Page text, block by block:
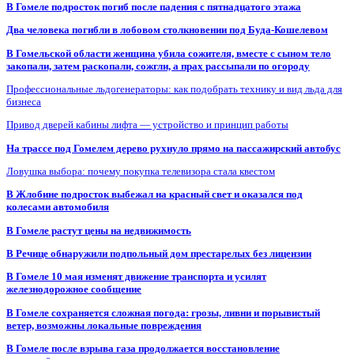
В Гомеле подросток погиб после падения с пятнадцатого этажа
Два человека погибли в лобовом столкновении под Буда-Кошелевом
В Гомельской области женщина убила сожителя, вместе с сыном тело
закопали, затем раскопали, сожгли, а прах рассыпали по огороду
Профессиональные льдогенераторы: как подобрать технику и вид льда для
бизнеса
Привод дверей кабины лифта — устройство и принцип работы
На трассе под Гомелем дерево рухнуло прямо на пассажирский автобус
Ловушка выбора: почему покупка телевизора стала квестом
В Жлобине подросток выбежал на красный свет и оказался под
колесами автомобиля
В Гомеле растут цены на недвижимость
В Речице обнаружили подпольный дом престарелых без лицензии
В Гомеле 10 мая изменят движение транспорта и усилят
железнодорожное сообщение
В Гомеле сохраняется сложная погода: грозы, ливни и порывистый
ветер, возможны локальные повреждения
В Гомеле после взрыва газа продолжается восстановление